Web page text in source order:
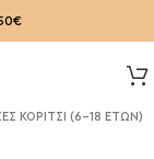
ΚΟΡΙΤΣΙ (6-18 ΕΤΩΝ)